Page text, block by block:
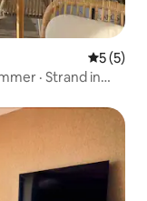
5 (5)
· Strand in